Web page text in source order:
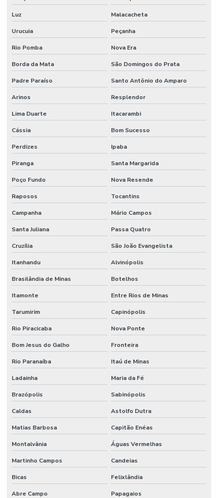
Terminal Hidráulico Flange Minas Gerais
Terminal Hidraulico Macho Fixo Em Minas Gerais
Terminal Hidraulico Macho Npt
Terminal Hidráulico Orfs
Terminal Hidráulico Para Mangueira
Terminal Hidráulico Unf Jic Para Mangueiras
Terminal Hidráulico Variado Minas Gerais
Terminal Macho Fixo Para Mangueira Minas Gerais
Terminal Macho Métrico Sede 24 Graus Mg
Terminal Macho Unf Jic 37 Graus
Terminal Métrico Macho
Tomada De Força Acionamento Pneumático
Tomada De Força Hidráulica
Tomada De Força Para Bomba Hidráulica Em Minas Gerais
Usinagem De Metais
Usinagem De Nylon Sob Medida
Válvula Para Sistema Hidráulico
Válvula Reguladora De Fluxo
Válvula Segurança
Válvula Solenoide
Vedações Chevron Em Minas Gerais
Venda De Comando Hidráulico Em Minas Gerais
Venda De Filtro Hidráulico
Luz Malacacheta
Urucuia Peçanha
Rio Pomba Nova Era
Borda da Mata São Domingos do Prata
Padre Paraíso Santo Antônio do Amparo
Arinos Resplendor
Lima Duarte Itacarambi
Cássia Bom Sucesso
Perdizes Ipaba
Piranga Santa Margarida
Poço Fundo Nova Resende
Raposos Tocantins
Campanha Mário Campos
Santa Juliana Passa Quatro
Cruzília São João Evangelista
Itanhandu Alvinópolis
Brasilândia de Minas Botelhos
Itamonte Entre Rios de Minas
Tarumirim Capinópolis
Rio Piracicaba Nova Ponte
Bom Jesus do Galho Fronteira
Rio Paranaíba Itaú de Minas
Ladainha Maria da Fé
Brazópolis Sabinópolis
Caldas Astolfo Dutra
Matias Barbosa Capitão Enéas
Montalvânia Águas Vermelhas
Martinho Campos Candeias
Bicas Felixlândia
Abre Campo Papagaios